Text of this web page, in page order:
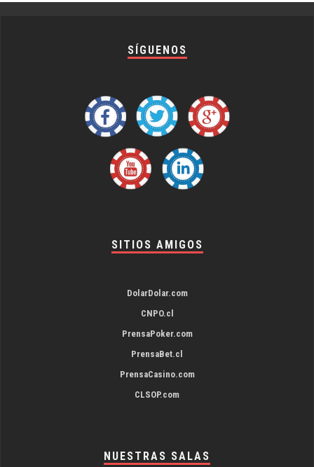
SÍGUENOS
SITIOS AMIGOS
DolarDolar.com
CNPO.cl
PrensaPoker.com
PrensaBet.cl
PrensaCasino.com
CLSOP.com
NUESTRAS SALAS